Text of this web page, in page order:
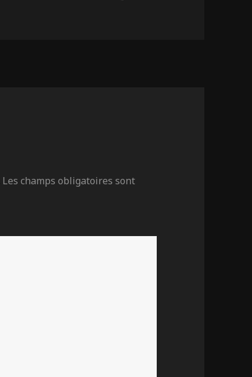
Les champs obligatoires sont